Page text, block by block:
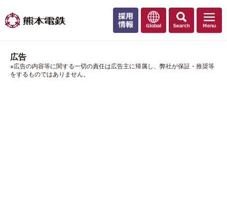
広告
※広告の内容等に関する一切の責任は広告主に帰属し、弊社が保証・推奨等
をするものではありません。